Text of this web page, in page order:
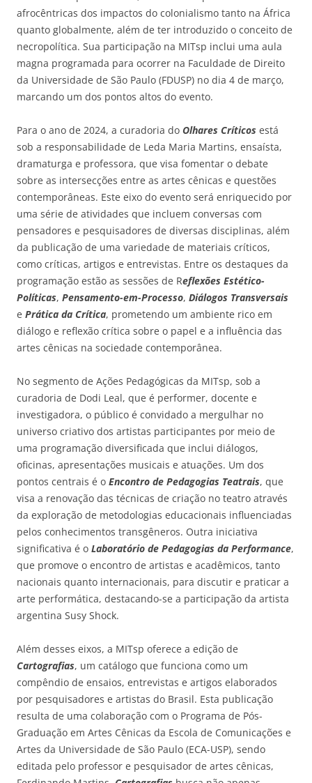
afrocêntricas dos impactos do colonialismo tanto na África
quanto globalmente, além de ter introduzido o conceito de
necropolítica. Sua participação na MITsp inclui uma aula
magna programada para ocorrer na Faculdade de Direito
da Universidade de São Paulo (FDUSP) no dia 4 de março,
marcando um dos pontos altos do evento.
Para o ano de 2024, a curadoria do Olhares Críticos está
sob a responsabilidade de Leda Maria Martins, ensaísta,
dramaturga e professora, que visa fomentar o debate
sobre as intersecções entre as artes cênicas e questões
contemporâneas. Este eixo do evento será enriquecido por
uma série de atividades que incluem conversas com
pensadores e pesquisadores de diversas disciplinas, além
da publicação de uma variedade de materiais críticos,
como críticas, artigos e entrevistas. Entre os destaques da
programação estão as sessões de Reflexões Estético-
Políticas, Pensamento-em-Processo, Diálogos Transversais
e Prática da Crítica, prometendo um ambiente rico em
diálogo e reflexão crítica sobre o papel e a influência das
artes cênicas na sociedade contemporânea.
No segmento de Ações Pedagógicas da MITsp, sob a
curadoria de Dodi Leal, que é performer, docente e
investigadora, o público é convidado a mergulhar no
universo criativo dos artistas participantes por meio de
uma programação diversificada que inclui diálogos,
oficinas, apresentações musicais e atuações. Um dos
pontos centrais é o Encontro de Pedagogias Teatrais, que
visa a renovação das técnicas de criação no teatro através
da exploração de metodologias educacionais influenciadas
pelos conhecimentos transgêneros. Outra iniciativa
significativa é o Laboratório de Pedagogias da Performance,
que promove o encontro de artistas e acadêmicos, tanto
nacionais quanto internacionais, para discutir e praticar a
arte performática, destacando-se a participação da artista
argentina Susy Shock.
Além desses eixos, a MITsp oferece a edição de
Cartografias, um catálogo que funciona como um
compêndio de ensaios, entrevistas e artigos elaborados
por pesquisadores e artistas do Brasil. Esta publicação
resulta de uma colaboração com o Programa de Pós-
Graduação em Artes Cênicas da Escola de Comunicações e
Artes da Universidade de São Paulo (ECA-USP), sendo
editada pelo professor e pesquisador de artes cênicas,